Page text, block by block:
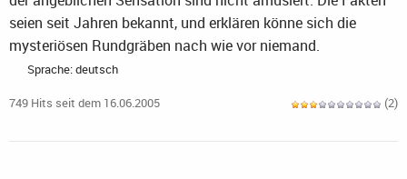
seien seit Jahren bekannt, und erklären könne sich die
mysteriösen Rundgräben nach wie vor niemand.
Sprache: deutsch
749 Hits seit dem 16.06.2005 (2)